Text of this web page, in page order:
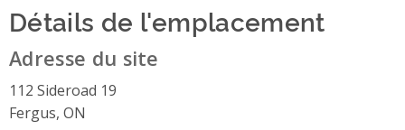
Détails de l'emplacement
Adresse du site
112 Sideroad 19
Fergus, ON